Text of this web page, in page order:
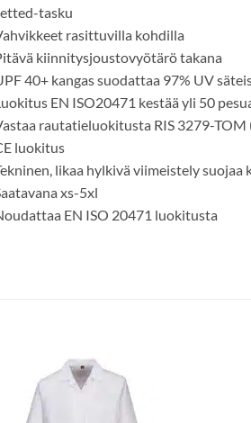
tasku
rasittuvilla kohdilla
kiinnitysjoustovyötärö takana
40+ kangas suodattaa 97% UV
EN ISO20471 kestää yli 50
rautatieluokitusta RIS 3279-TOM
luokitus
likaa hylkivä viimeistely suojaa
xs-5xl
EN ISO 20471 luokitusta